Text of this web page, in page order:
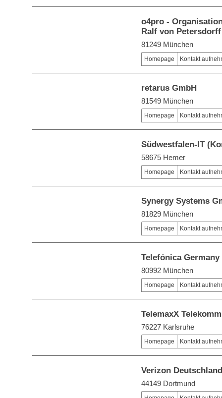
o4pro -
Ralf von Petersdorff
81249 München
Homepage Kontakt
retarus GmbH
81549 München
Homepage Kontakt
Südwestfalen-IT
58675 Hemer
Homepage Kontakt
Synergy Systems
81829 München
Homepage Kontakt
Telefónica
80992 München
Homepage Kontakt
TelemaxX
76227 Karlsruhe
Homepage Kontakt
Verizon
44149 Dortmund